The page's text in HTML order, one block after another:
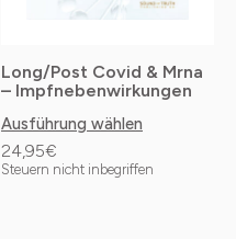
Long/Post Covid & Mrna
– Impfnebenwirkungen
24,95€
Steuern nicht inbegriffen
Ausführung wählen
Optionen
auf
der
Produktseite
gewählt